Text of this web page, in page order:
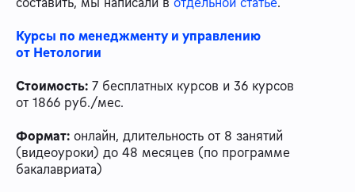
Курсы по менеджменту и управлению
от Нетологии
Стоимость: 7 бесплатных курсов и 36 курсов
от 1866 руб./мес.
Формат: онлайн, длительность от 8 занятий
(видеоуроки) до 48 месяцев (по программе
бакалавриата)